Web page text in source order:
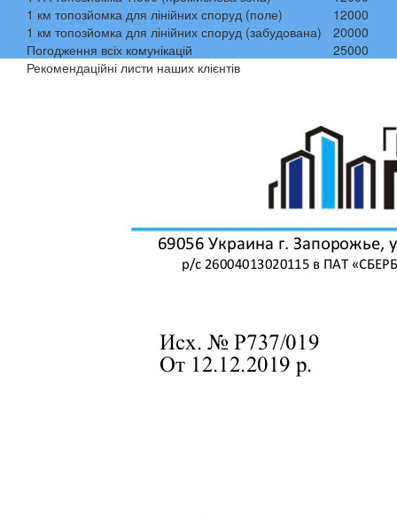
1 км топозйомка для лінійних споруд (поле)
12000
1 км топозйомка для лінійних споруд (забудована)
20000
Погодження всіх комунікацій
25000
Рекомендаційні листи наших клієнтів